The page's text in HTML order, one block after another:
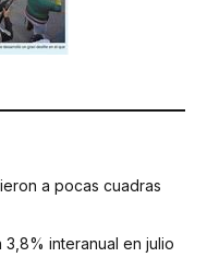
a pocas cuadras
interanual en julio